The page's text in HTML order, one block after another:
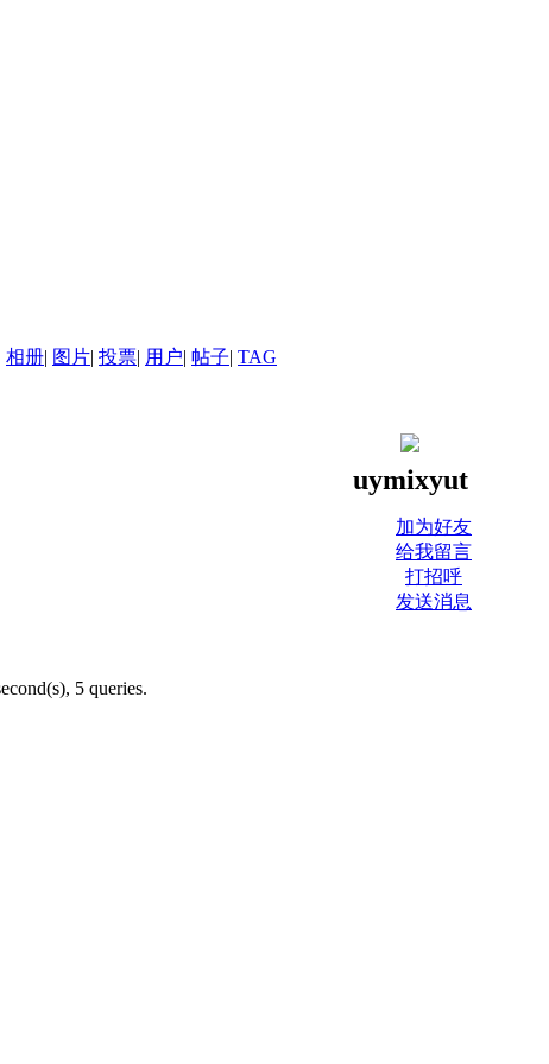
相册 图片 投票 用户 帖子 TAG
uymixyut
加为好友
给我留言
打招呼
发送消息
5 queries.